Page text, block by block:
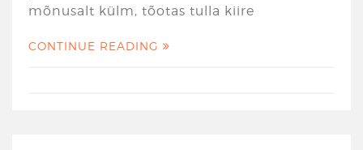
mõnusalt külm, tõotas tulla kiire
CONTINUE READING